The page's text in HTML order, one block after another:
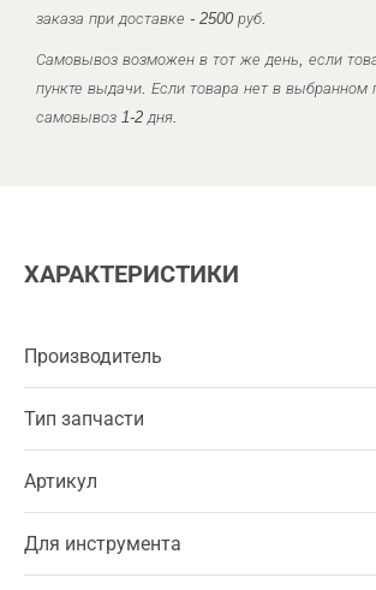
заказа при доставке - 2500 руб.
Самовывоз возможен в тот же день, если
пункте выдачи. Если товара нет в выбранном
самовывоз 1-2 дня.
ХАРАКТЕРИСТИКИ
Производитель
Тип запчасти
Артикул
Для инструмента